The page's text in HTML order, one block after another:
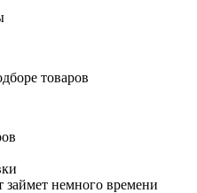
товаров
займет немного времени